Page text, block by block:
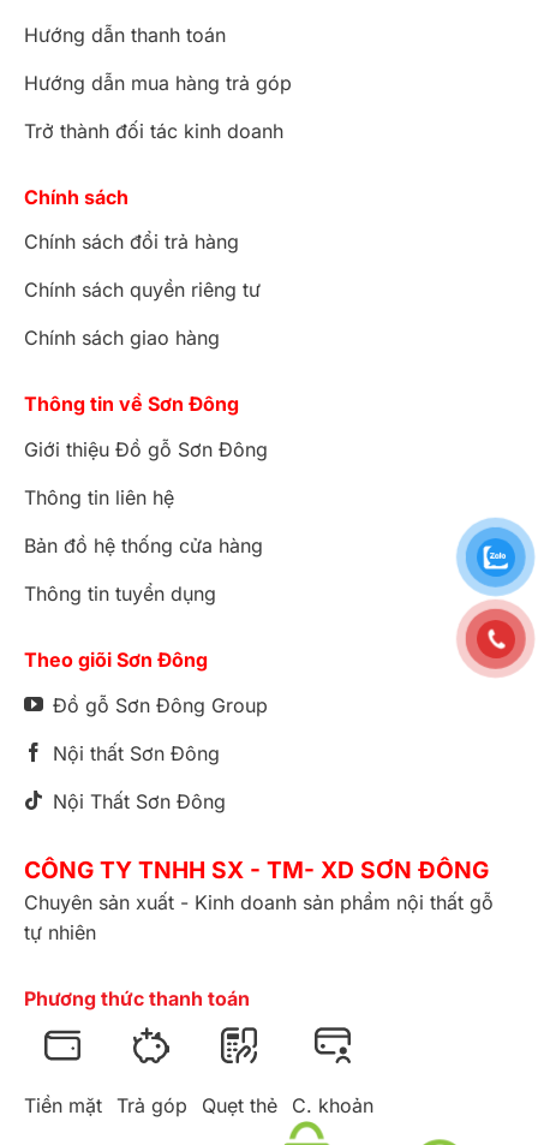
Hướng dẫn thanh toán
Hướng dẫn mua hàng trả góp
Trở thành đối tác kinh doanh
Chính sách
Chính sách đổi trả hàng
Chính sách quyền riêng tư
Chính sách giao hàng
Thông tin về Sơn Đông
Giới thiệu Đồ gỗ Sơn Đông
Thông tin liên hệ
Bản đồ hệ thống cửa hàng
Thông tin tuyển dụng
Theo giõi Sơn Đông
Đồ gỗ Sơn Đông Group
Nội thất Sơn Đông
Nội Thất Sơn Đông
CÔNG TY TNHH SX - TM- XD SƠN ĐÔNG
Chuyên sản xuất - Kinh doanh sản phẩm nội thất gỗ
tự nhiên
Phương thức thanh toán
Tiền mặt Trả góp Quẹt thẻ C. khoản